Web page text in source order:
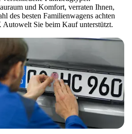
und Komfort, verraten Ihnen,
des besten Familienwagens achten
Sie beim Kauf unterstützt.